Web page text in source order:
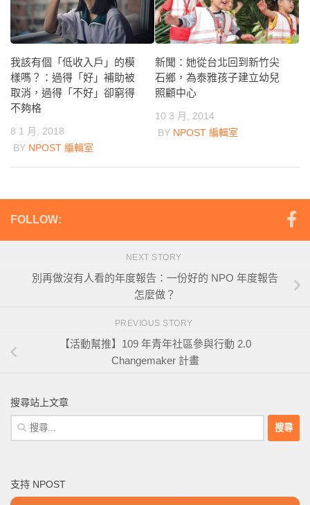
我該有個「低收入戶」的模
樣嗎？：過得「好」補助被
取消，過得「不好」卻窮得
不夠格
8 1 月, 2018
BY NPOST 編輯室
新聞：她從台北回到新竹尖
石鄉，為泰雅孩子建立幼兒
照顧中心
10 3 月, 2014
BY NPOST 編輯室
FOLLOW:
NEXT STORY
別再做沒有人看的年度報告：一份好的 NPO 年度報告
怎麼做？
PREVIOUS STORY
【活動幫推】109 年青年社區參與行動 2.0
Changemaker 計畫
搜尋站上文章
搜
尋
字:
支持 NPOST